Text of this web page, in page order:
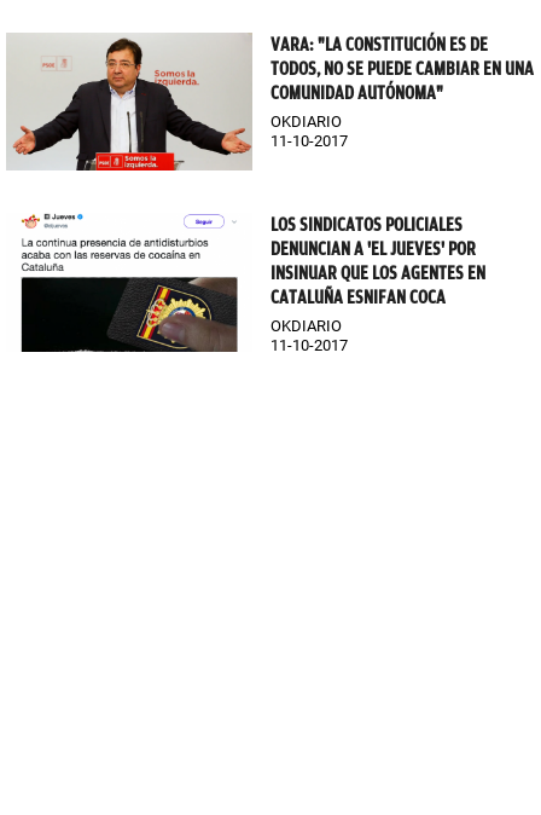
VARA: "LA CONSTITUCIÓN ES DE
TODOS, NO SE PUEDE CAMBIAR EN UNA
COMUNIDAD AUTÓNOMA"
OKDIARIO
11-10-2017
LOS SINDICATOS POLICIALES
DENUNCIAN A 'EL JUEVES' POR
INSINUAR QUE LOS AGENTES EN
CATALUÑA ESNIFAN COCA
OKDIARIO
11-10-2017